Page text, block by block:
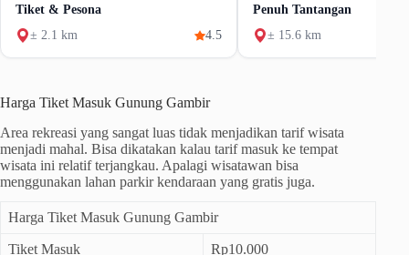
Tiket & Pesona
± 2.1 km
4.5
Penuh Tantangan
± 15.6 km
Harga Tiket Masuk Gunung Gambir
Area rekreasi yang sangat luas tidak menjadikan tarif wisata
menjadi mahal. Bisa dikatakan kalau tarif masuk ke tempat
wisata ini relatif terjangkau. Apalagi wisatawan bisa
menggunakan lahan parkir kendaraan yang gratis juga.
Harga Tiket Masuk Gunung Gambir
Tiket Masuk
Rp10.000